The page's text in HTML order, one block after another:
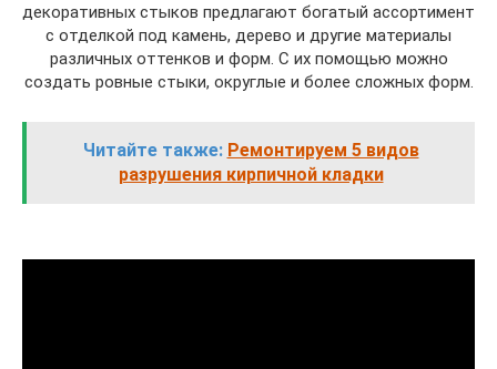
декоративных стыков предлагают богатый ассортимент
с отделкой под камень, дерево и другие материалы
различных оттенков и форм. С их помощью можно
создать ровные стыки, округлые и более сложных форм.
Читайте также: Ремонтируем 5 видов
разрушения кирпичной кладки